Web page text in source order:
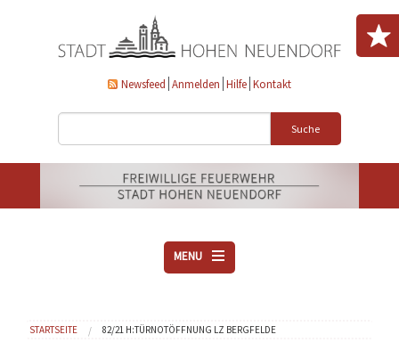
Newsfeed Anmelden Hilfe Kontakt
Suche
MENU
VEREINE
Sie sind hier
STARTSEITE 82/21 H:TÜRNOTÖFFNUNG LZ BERGFELDE